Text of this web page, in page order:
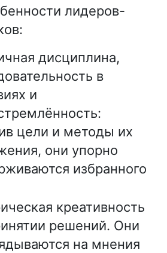
лидеров-
дисциплина,
в
и
цели и методы их
они упорно
избранного
креативность
решений. Они
на мнения